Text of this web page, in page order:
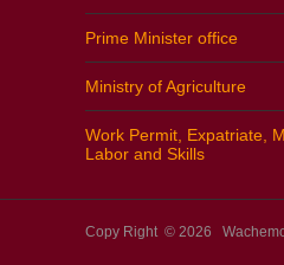
Prime Minister office
Ministry of Agriculture
Work Permit, Expatriate,
Labor and Skills
Copy Right © 2026